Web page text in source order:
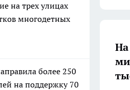
на трех улицах
многодетных
более 250
на поддержку 70
На